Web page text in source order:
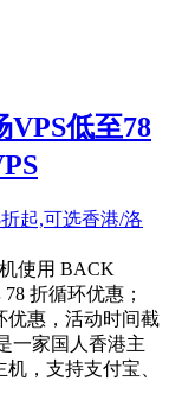
VPS低至78
使用 BACK
折循环优惠；
优惠，活动时间截
一家国人香港主
，支持支付宝、